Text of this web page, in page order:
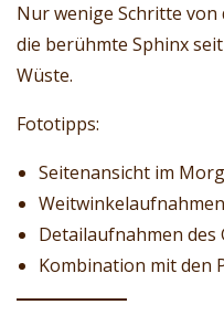
Nur wenige Schritte
die berühmte Sphinx
Wüste.
Fototipps:
Seitenansicht im
Weitwinkelaufnahmen
Detailaufnahmen des
Kombination mit den